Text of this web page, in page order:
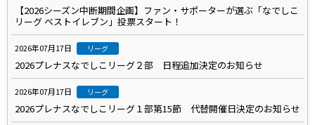
【2026シーズン中断期間企画】ファン・サポーターが選ぶ「なでしこ
リーグ ベストイレブン」投票スタート！
2026年07月17日 リーグ
2026プレナスなでしこリーグ２部 日程追加決定のお知らせ
2026年07月17日 リーグ
2026プレナスなでしこリーグ１部第15節 代替開催日決定のお知らせ